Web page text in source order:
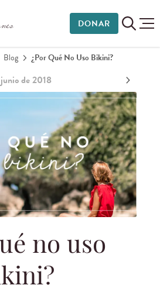
DONAR
Blog ¿Por Qué No Uso Bikini?
de 2018
no uso